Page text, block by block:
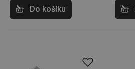
Do košíku